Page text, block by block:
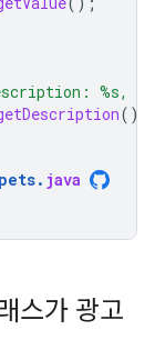
%s,
(),
. java
스가 광고